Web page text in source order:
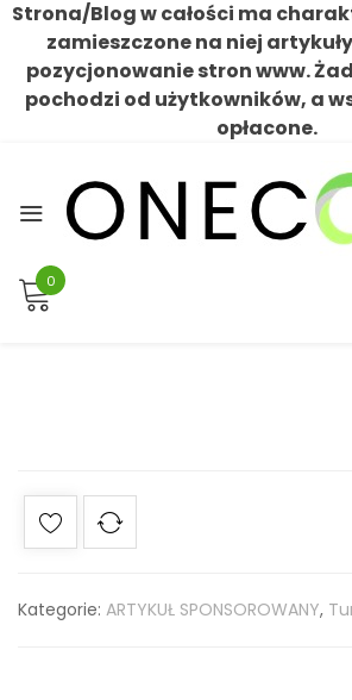
Strona/Blog w całości ma
zamieszczone na niej
pozycjonowanie stron www.
pochodzi od użytkowników, a
opłacone.
content
0
Kategorie: ARTYKUŁ SPONSOROWANY,